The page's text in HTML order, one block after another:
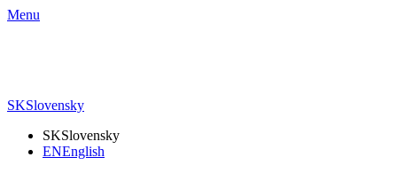
Menu
SKSlovensky
SKSlovensky
ENEnglish